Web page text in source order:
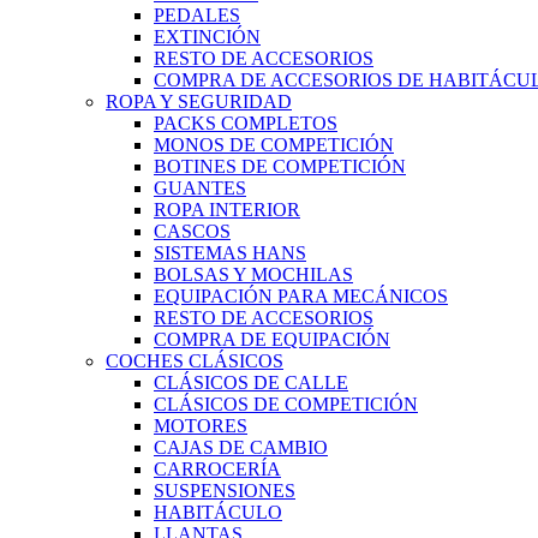
PEDALES
EXTINCIÓN
RESTO DE ACCESORIOS
COMPRA DE ACCESORIOS DE
ROPA Y SEGURIDAD
PACKS COMPLETOS
MONOS DE COMPETICIÓN
BOTINES DE COMPETICIÓN
GUANTES
ROPA INTERIOR
CASCOS
SISTEMAS HANS
BOLSAS Y MOCHILAS
EQUIPACIÓN PARA MECÁNICOS
RESTO DE ACCESORIOS
COMPRA DE EQUIPACIÓN
COCHES CLÁSICOS
CLÁSICOS DE CALLE
CLÁSICOS DE COMPETICIÓN
MOTORES
CAJAS DE CAMBIO
CARROCERÍA
SUSPENSIONES
HABITÁCULO
LLANTAS